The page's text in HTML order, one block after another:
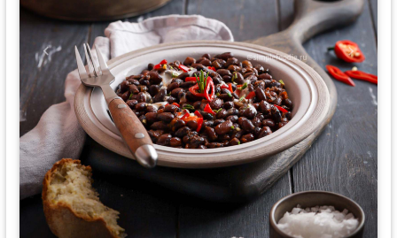
Previous Next